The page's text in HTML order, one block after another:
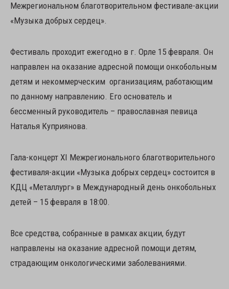
Межрегиональном благотворительном фестивале-акции
«Музыка добрых сердец».
Фестиваль проходит ежегодно в г. Орле 15 февраля. Он
направлен на оказание адресной помощи онкобольным
детям и некоммерческим организациям, работающим
по данному направлению. Его основатель и
бессменный руководитель – православная певица
Наталья Куприянова.
Гала-концерт XI Межрегионального благотворительного
фестиваля-акции «Музыка добрых сердец» состоится в
КДЦ «Металлург» в Международный день онкобольных
детей – 15 февраля в 18:00.
Все средства, собранные в рамках акции, будут
направлены на оказание адресной помощи детям,
страдающим онкологическими заболеваниями.